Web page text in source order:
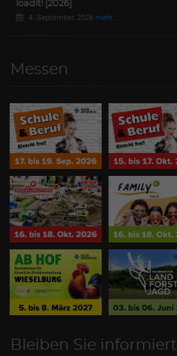
loadit! [2026]
4. September 2026 mehr...
Messen
Bleiben Sie informiert